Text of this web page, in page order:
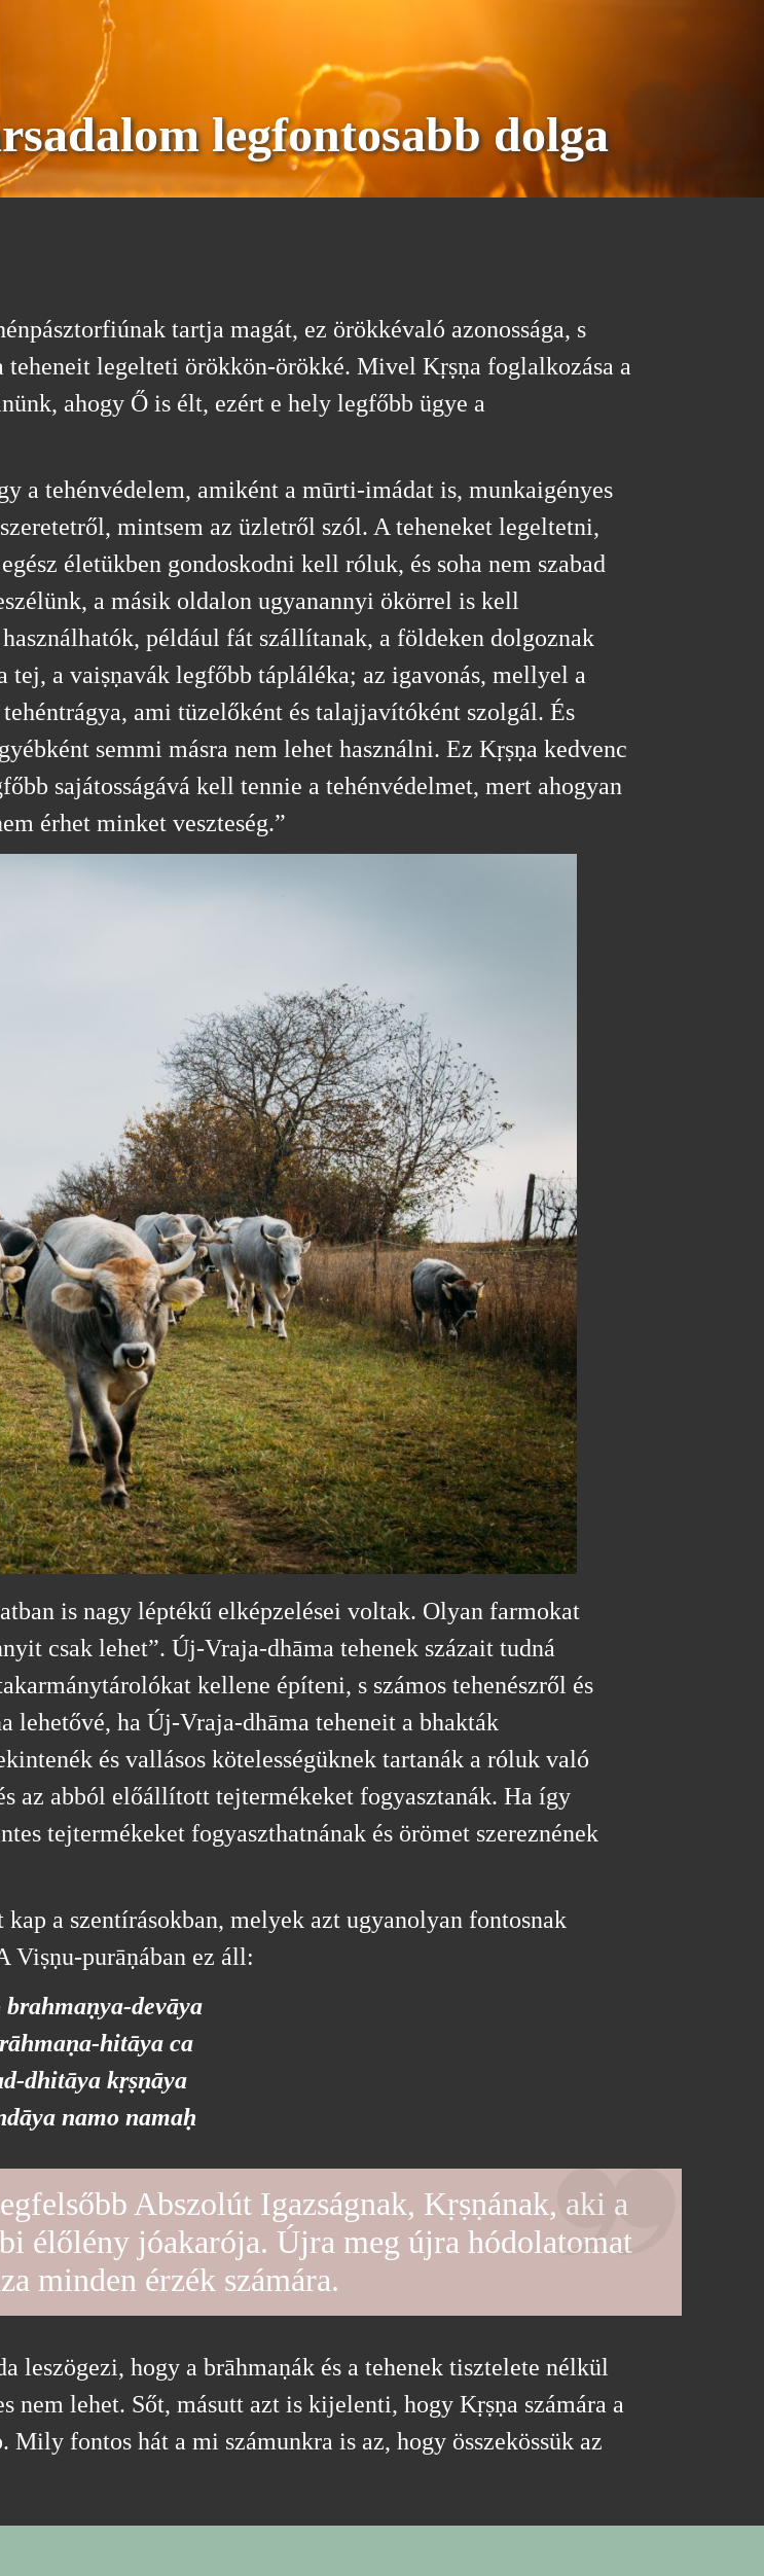
legfontosabb dolga
tartja magát, ez örökkévaló azonossága, s
legelteti örökkön-örökké. Mivel Kṛṣṇa foglalkozása a
ahogy Ő is élt, ezért e hely legfőbb ügye a
a tehénvédelem, amiként a mūrti-imádat is, munkaigényes
mintsem az üzletről szól. A teheneket legeltetni,
életükben gondoskodni kell róluk, és soha nem szabad
a másik oldalon ugyanannyi ökörrel is kell
például fát szállítanak, a földeken dolgoznak
tej, a vaiṣṇavák legfőbb tápláléka; az igavonás, mellyel a
ami tüzelőként és talajjavítóként szolgál. És
semmi másra nem lehet használni. Ez Kṛṣṇa kedvenc
sajátosságává kell tennie a tehénvédelmet, mert ahogyan
érhet minket veszteség.”
is nagy léptékű elképzelései voltak. Olyan farmokat
csak lehet”. Új-Vraja-dhāma tehenek százait tudná
kellene építeni, s számos tehenészről és
lehetővé, ha Új-Vraja-dhāma teheneit a bhakták
és vallásos kötelességüknek tartanák a róluk való
az abból előállított tejtermékeket fogyasztanák. Ha így
tejtermékeket fogyaszthatnának és örömet szereznének
a szentírásokban, melyek azt ugyanolyan fontosnak
Viṣṇu-purāṇában ez áll:
brahmaṇya-devāya
hitāya ca
dhitāya kṛṣṇāya
namo namaḥ
Abszolút Igazságnak, Kṛṣṇának, aki a
élőlény jóakarója. Újra meg újra hódolatomat
minden érzék számára.
leszögezi, hogy a brāhmaṇák és a tehenek tisztelete nélkül
nem lehet. Sőt, másutt azt is kijelenti, hogy Kṛṣṇa számára a
fontos hát a mi számunkra is az, hogy összekössük az